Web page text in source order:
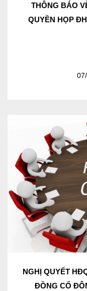
THÔNG BÁO
QUYỀN HỌP
NGHỊ QUYẾT
ĐỒNG CỔ